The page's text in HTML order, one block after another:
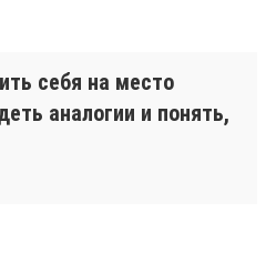
себя на место
аналогии и понять,